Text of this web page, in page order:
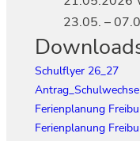
23.05. –
Schulflyer 26_27
Ferienplanung
Ferienplanung